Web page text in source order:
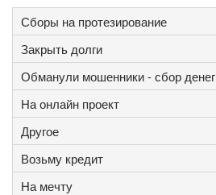
Сборы на протезирование
Закрыть долги
Обманули мошенники - сбор денег
На онлайн проект
Другое
Возьму кредит
На мечту